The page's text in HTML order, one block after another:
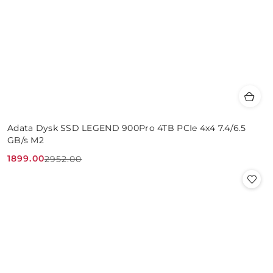
Adata Dysk SSD LEGEND 900Pro 4TB PCIe 4x4 7.4/6.5
GB/s M2
Cena
1899.00
Cena
2952.00